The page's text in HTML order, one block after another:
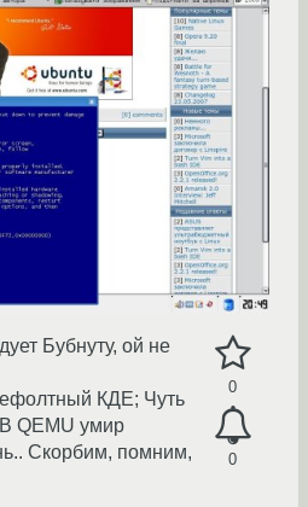
0
0
Бубнуту, ой не
КДЕ; Чуть
QEMU умир
Скорбим, помним,